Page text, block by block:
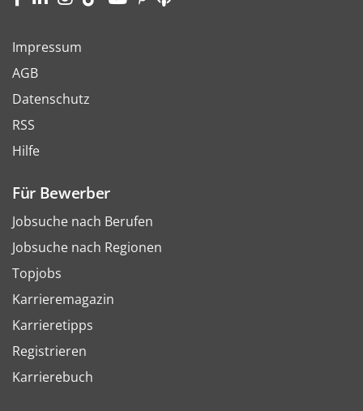
Impressum
AGB
Datenschutz
RSS
Hilfe
Für Bewerber
Jobsuche nach Berufen
Jobsuche nach Regionen
Topjobs
Karrieremagazin
Karrieretipps
Registrieren
Karrierebuch